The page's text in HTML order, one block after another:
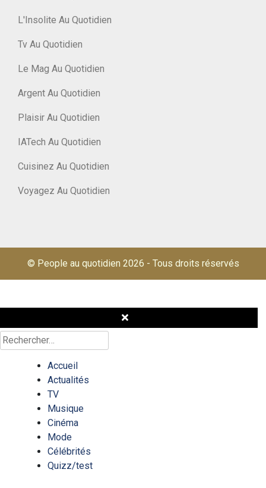
L'Insolite Au Quotidien
Tv Au Quotidien
Le Mag Au Quotidien
Argent Au Quotidien
Plaisir Au Quotidien
IATech Au Quotidien
Cuisinez Au Quotidien
Voyagez Au Quotidien
© People au quotidien 2026 - Tous droits réservés
Rechercher :
Accueil
Actualités
TV
Musique
Cinéma
Mode
Célébrités
Quizz/test